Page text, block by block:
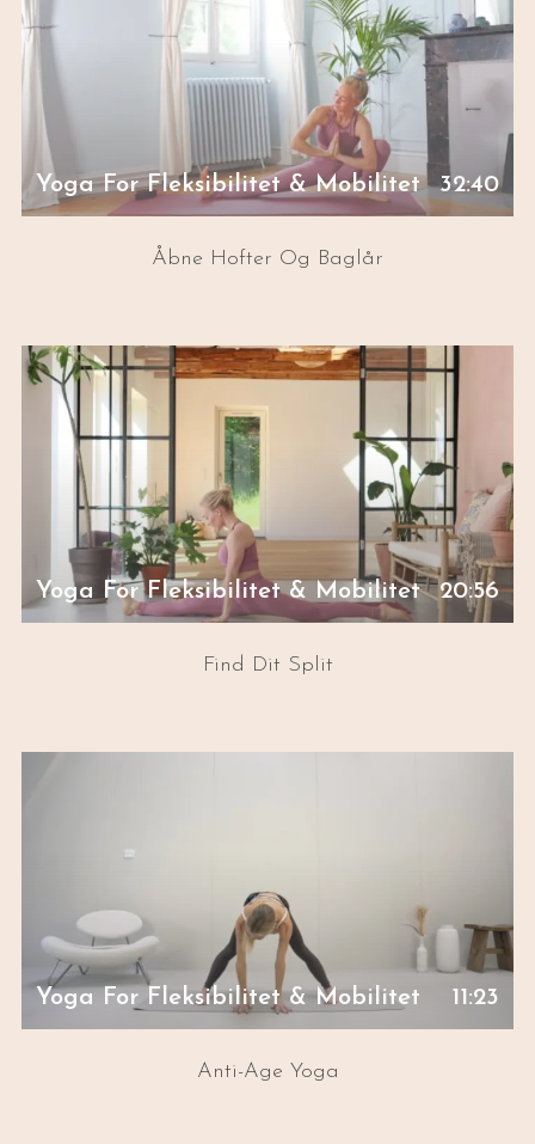
Yoga For Fleksibilitet & Mobilitet 32:40
Åbne Hofter Og Baglår
Yoga For Fleksibilitet & Mobilitet 20:56
Find Dit Split
Yoga For Fleksibilitet & Mobilitet 11:23
Anti-Age Yoga